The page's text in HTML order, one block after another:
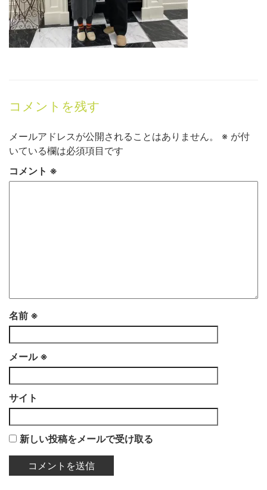
コメントを残す
メールアドレスが公開されることはありません。 ※ が付
いている欄は必須項目です
コメント ※
名前 ※
メール ※
サイト
新しい投稿をメールで受け取る